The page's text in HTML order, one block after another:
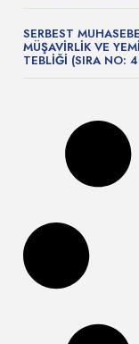
SERBEST
MÜŞAVİRLİK VE
TEBLİĞİ (SIRA NO: